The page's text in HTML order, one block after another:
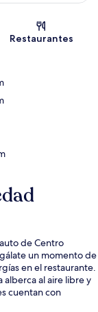
Restaurantes
de Centro
un momento de
en el restaurante.
alberca al aire libre y
cuentan con